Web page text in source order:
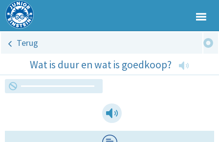
Terug
Wat is duur en wat is goedkoop?